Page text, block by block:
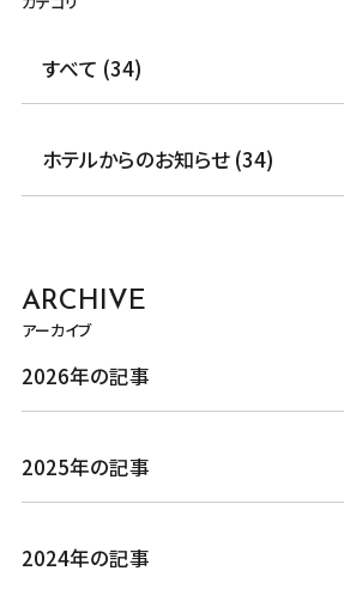
すべて (34)
ホテルからのお知らせ (34)
ARCHIVE
アーカイブ
2026年の記事
2025年の記事
2024年の記事